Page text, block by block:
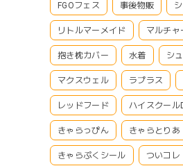
FGOフェス 事後物販
リトルマーメイド マルチャ
抱き枕カバー 水着 シ
マクスウェル ラプラス
レッドフード ハイスクール
きゃらっぴん きゃらとりあ
きゃらぷくシール ついコレ